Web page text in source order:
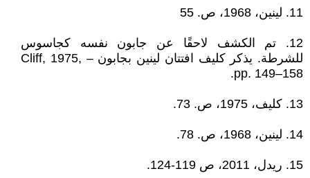
11. لينين، 1968، ص. 55
12. تم الكشف لاحقًا عن جابون نفسه كجاسوس
للشرطة. يذكر كليف افتتان لينين بجابون – Cliff, 1975,
pp. 149–158.
13. كليف، 1975، ص. 73.
14. لينين، 1968، ص. 78.
15. ريدل، 2011، ص 119-124.